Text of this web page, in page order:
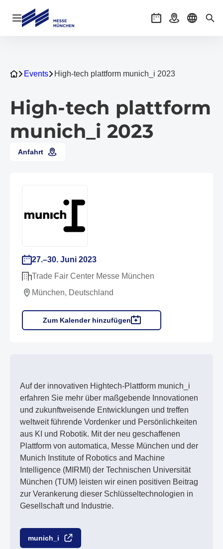
Navigation öffnen Veranstaltungen
AnreiseSprache
Events High-tech plattform munich_i 2023
High-tech plattform
munich_i 2023
Anfahrt
27.–30. Juni 2023
Trade Fair Center Messe München
München, Deutschland
Zum Kalender hinzufügen
Auf der innovativen Hightech-Plattform munich_i
erfahren Sie mehr über maßgebende Innovationen
und zukunftweisende Entwicklungen und treffen
weltweit führende Vordenker und Persönlichkeiten
aus KI und Robotik. Mit der neu geschaffenen
Plattform von automatica, Messe München und der
Munich Institute of Robotics and Machine
Intelligence (MIRMI) der Technischen Universität
München (TUM) leisten wir einen positiven Beitrag
zur Verankerung dieser Schlüsseltechnologien in
Gesellschaft und Industrie.
munich_i